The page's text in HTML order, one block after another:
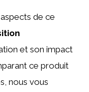
de ce
et son impact
ce produit
nous vous